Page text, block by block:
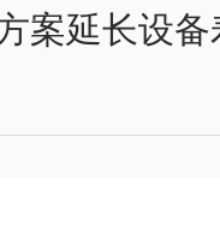
案延长设